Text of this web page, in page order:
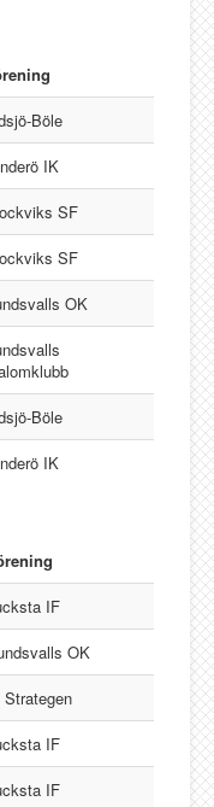
Böle
IK
SF
SF
OK
Böle
IK
IF
OK
Strategen
IF
IF